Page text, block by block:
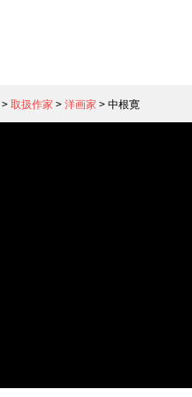
>取扱作家 >洋画家 >中根寛